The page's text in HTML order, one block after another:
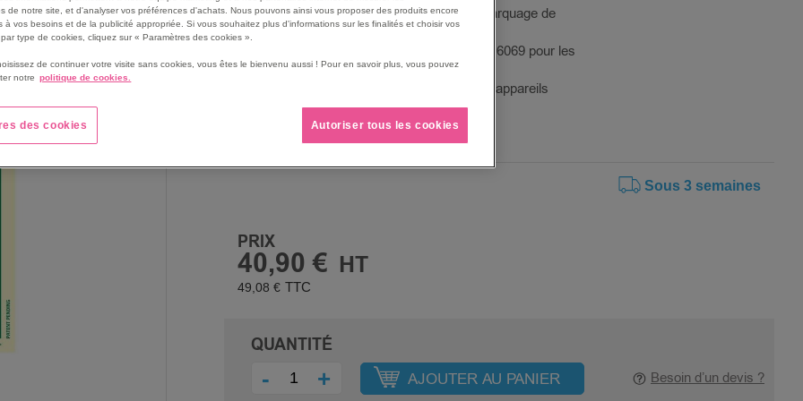
Conforme à la norme ISO 7010 pour le marquage de
sécurité.
Dépasse les exigences de la norme ISO 16069 pour les
matériaux photoluminescents.
Idéal pour signaler les emplacements des appareils
respiratoires en environnement sombre.
Voir le descriptif complet
Sous 3 semaines
PRIX
40,90 €
49,08 €
QUANTITÉ
- + AJOUTER AU PANIER Besoin d’un devis ?
de notre site, et d'analyser vos préférences d'achats. Nous pouvons ainsi vous proposer des produits encore
à vos besoins et de la publicité appropriée. Si vous souhaitez plus d'informations sur les finalités et choisir vos
type de cookies, cliquez sur « Paramètres des cookies ».
de continuer votre visite sans cookies, vous êtes le bienvenu aussi ! Pour en savoir plus, vous pouvez
notre politique de cookies.
des cookies Autoriser tous les cookies